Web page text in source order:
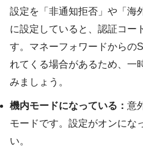
設定を「非通知拒否」や「海
に設定していると、認証コー
す。マネーフォワードからの
れてくる場合があるため、一
みましょう。
機内モードになっている： 意
モードです。設定がオンにな
い。